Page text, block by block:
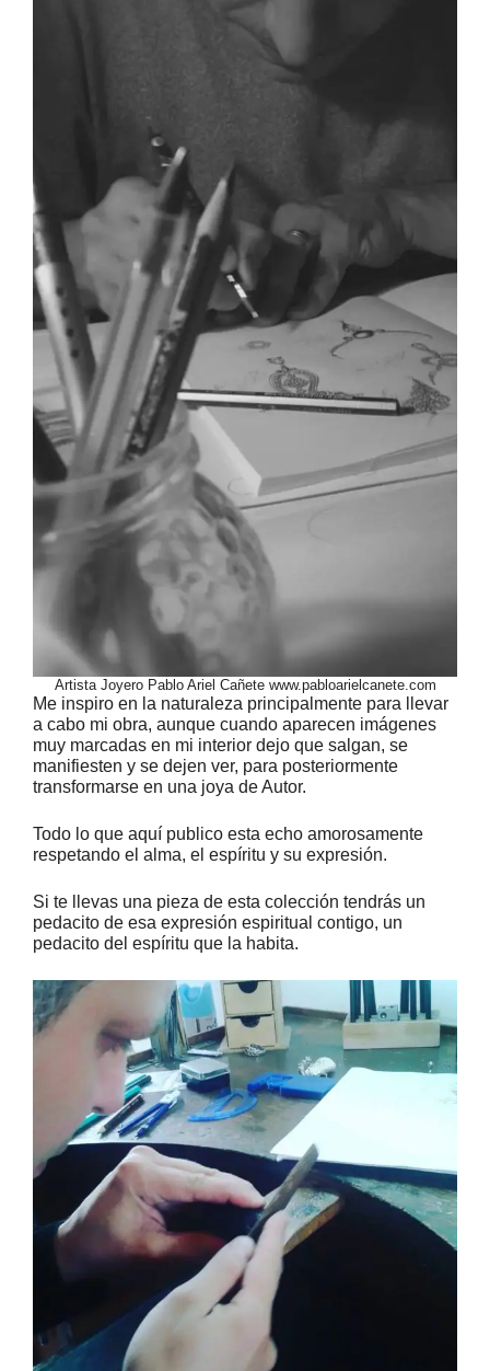
Artista Joyero Pablo Ariel Cañete www.pabloarielcanete.com
Me inspiro en la naturaleza principalmente para llevar
a cabo mi obra, aunque cuando aparecen imágenes
muy marcadas en mi interior dejo que salgan, se
manifiesten y se dejen ver, para posteriormente
transformarse en una joya de Autor.
Todo lo que aquí publico esta echo amorosamente
respetando el alma, el espíritu y su expresión.
Si te llevas una pieza de esta colección tendrás un
pedacito de esa expresión espiritual contigo, un
pedacito del espíritu que la habita.